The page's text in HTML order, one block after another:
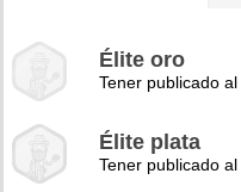
Élite oro
Tener publicado
Élite plata
Tener publicado